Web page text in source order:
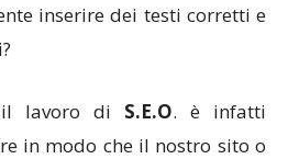
inserire dei testi corretti e
il lavoro di S.E.O. è infatti
in modo che il nostro sito o